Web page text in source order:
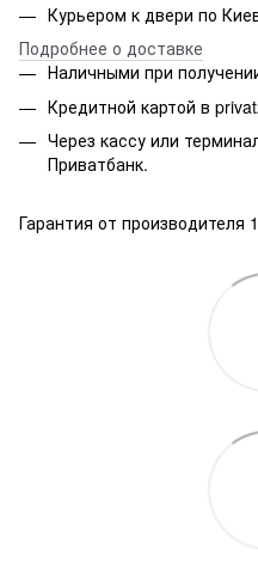
Курьером к двери по
Подробнее о доставке
Наличными при
Кредитной картой в
Через кассу или
Приватбанк.
Гарантия от производителя